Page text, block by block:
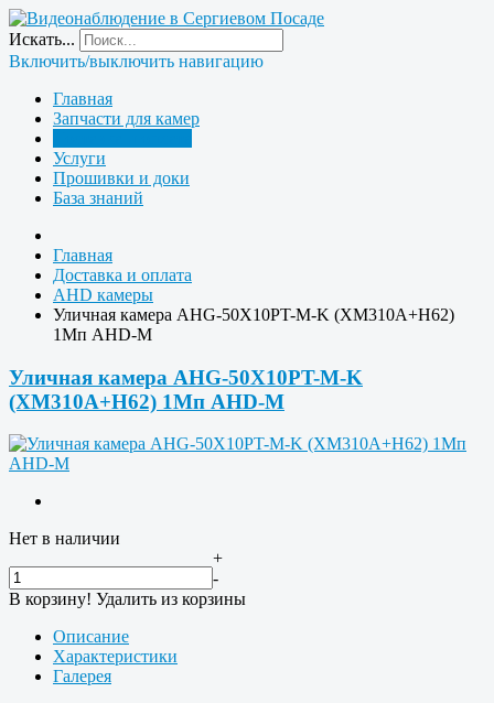
Искать...
Включить/выключить навигацию
Главная
Запчасти для камер
Услуги
Прошивки и доки
База знаний
Главная
Доставка и оплата
AHD камеры
Уличная камера AHG-50X10PT-M-K (XM310A+H62)
1Мп AHD-M
Уличная камера AHG-50X10PT-M-K
(XM310A+H62) 1Мп AHD-M
Нет в наличии
+
-
В корзину! Удалить из корзины
Описание
Характеристики
Галерея